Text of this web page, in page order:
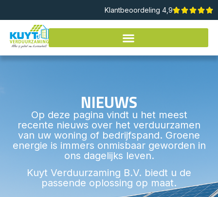
Klantbeoordeling 4,9
NIEUWS
Op deze pagina vindt u het meest
recente nieuws over het verduurzamen
van uw woning of bedrijfspand. Groene
energie is immers onmisbaar geworden in
ons dagelijks leven.
Kuyt Verduurzaming B.V. biedt u de
passende oplossing op maat.